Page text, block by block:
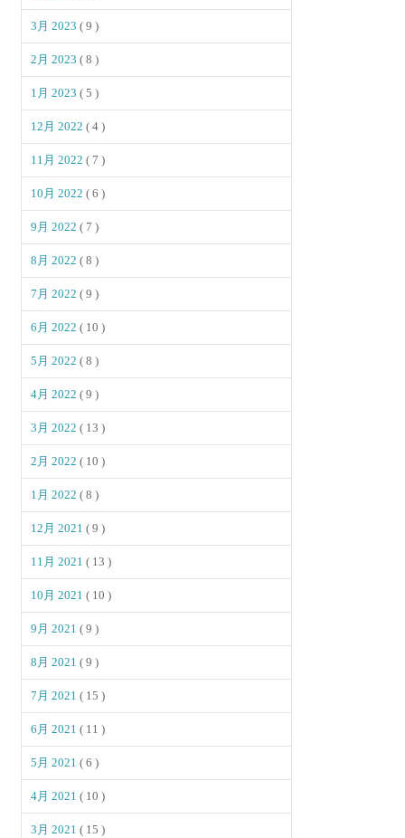
3月 2023( 9 )
2月 2023( 8 )
1月 2023( 5 )
12月 2022( 4 )
11月 2022( 7 )
10月 2022( 6 )
9月 2022( 7 )
8月 2022( 8 )
7月 2022( 9 )
6月 2022( 10 )
5月 2022( 8 )
4月 2022( 9 )
3月 2022( 13 )
2月 2022( 10 )
1月 2022( 8 )
12月 2021( 9 )
11月 2021( 13 )
10月 2021( 10 )
9月 2021( 9 )
8月 2021( 9 )
7月 2021( 15 )
6月 2021( 11 )
5月 2021( 6 )
4月 2021( 10 )
3月 2021( 15 )